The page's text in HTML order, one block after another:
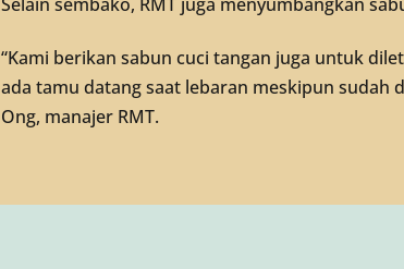
“Kami berikan sabun cuci tangan juga untuk
ada tamu datang saat lebaran meskipun sudah
Ong, manajer RMT.